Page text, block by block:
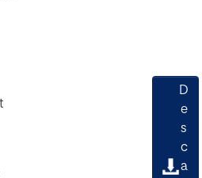
D
e
s
c
a